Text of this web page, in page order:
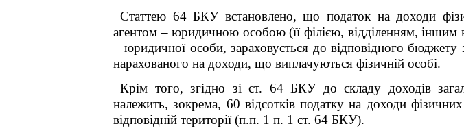
Статтею 64 БКУ встановлено, що податок на доходи
агентом – юридичною особою (її філією, відділенням, іншим
– юридичної особи, зараховується до відповідного
нарахованого на доходи, що виплачуються фізичній особі.
Крім того, згідно зі ст. 64 БКУ до складу доходів
належить, зокрема, 60 відсотків податку на доходи
відповідній території (п.п. 1 п. 1 ст. 64 БКУ).